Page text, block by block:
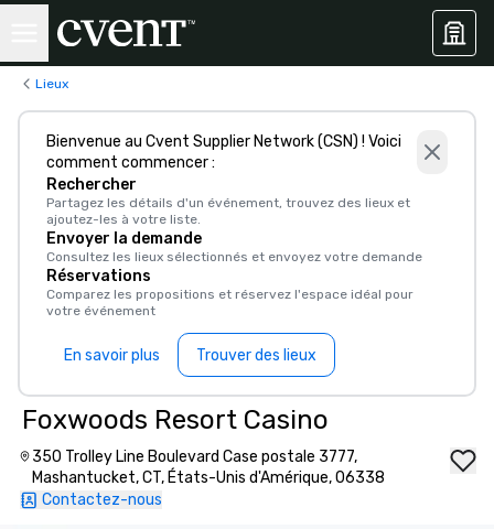
Lieux
Bienvenue au Cvent Supplier Network (CSN) ! Voici
comment commencer :
Rechercher
Partagez les détails d'un événement, trouvez des lieux et
ajoutez-les à votre liste.
Envoyer la demande
Consultez les lieux sélectionnés et envoyez votre demande
Réservations
Comparez les propositions et réservez l'espace idéal pour
votre événement
En savoir plus Trouver des lieux
Foxwoods Resort Casino
350 Trolley Line Boulevard Case postale 3777,
Mashantucket, CT, États-Unis d'Amérique, 06338
Contactez-nous